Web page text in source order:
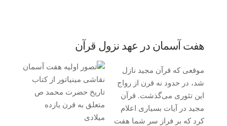
هفت آسمان در عهد نزول قرآن
نقاشی مینیاتور از کتاب
تاریخ حضرت محمد ص
متعلق به قرن یازده
میلادی
موقعی که قرآن مجید نازل
شد، در حدود نه قرن از رواج
این تئوری می‌گذشت. قرآن
مجید در آیات بسیاری اعلام
کرد که بر فراز سر شما هفت